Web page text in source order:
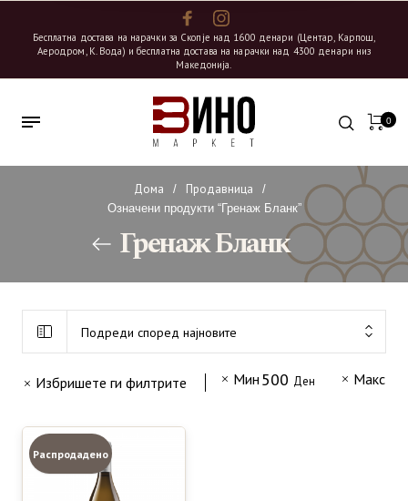
Бесплатна достава на нарачки за Скопје над 1600 денари (Центар, Карпош,
Аеродром, К. Вода) и бесплатна достава на нарачки над 4300 денари низ
Македонија.
0
Дома / Продавница
/
Означени продукти “Гренаж Бланк”
Гренаж Бланк
Подреди според најновите
Избришете ги филтрите Мин 500 Ден Макс
Распродадено